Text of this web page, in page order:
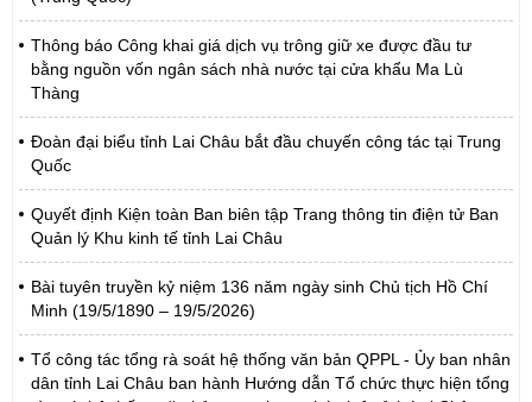
Thông báo Công khai giá dịch vụ trông giữ xe được đầu tư
bằng nguồn vốn ngân sách nhà nước tại cửa khẩu Ma Lù
Thàng
Đoàn đại biểu tỉnh Lai Châu bắt đầu chuyến công tác tại Trung
Quốc
Quyết định Kiện toàn Ban biên tập Trang thông tin điện tử Ban
Quản lý Khu kinh tế tỉnh Lai Châu
Bài tuyên truyền kỷ niệm 136 năm ngày sinh Chủ tịch Hồ Chí
Minh (19/5/1890 – 19/5/2026)
Tổ công tác tổng rà soát hệ thống văn bản QPPL - Ủy ban nhân
dân tỉnh Lai Châu ban hành Hướng dẫn Tổ chức thực hiện tổng